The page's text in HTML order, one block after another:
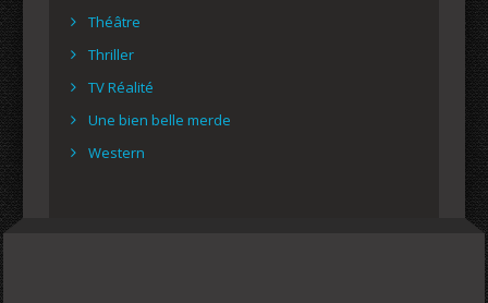
Théâtre
Thriller
TV Réalité
Une bien belle merde
Western